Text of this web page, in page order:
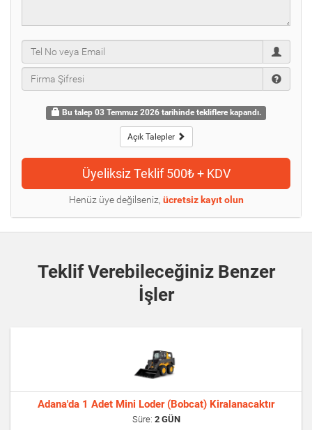
Bu talep 03 Temmuz 2026 tarihinde tekliflere kapandı.
Açık Talepler
Henüz üye değilseniz, ücretsiz kayıt olun
Teklif Verebileceğiniz Benzer
İşler
Adana'da 1 Adet Mini Loder (Bobcat) Kiralanacaktır
Süre: 2 GÜN